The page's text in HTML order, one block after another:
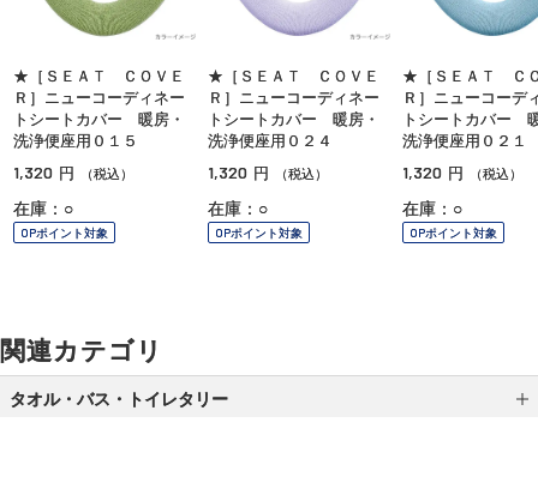
★［ＳＥＡＴ ＣＯＶＥ
Ｒ］ニューコーディネー
トシートカバー 暖房・
洗浄便座用０１５
1,320 円 （税込）
在庫：○
OPポイント対象
★［ＳＥＡＴ ＣＯＶＥ
Ｒ］ニューコーディネー
トシートカバー 暖房・
洗浄便座用０２４
1,320 円 （税込）
在庫：○
OPポイント対象
★［ＳＥＡＴ Ｃ
Ｒ］ニューコーデ
トシートカバー
洗浄便座用０２１
1,320 円 （税込）
在庫：○
OPポイント対象
関連カテゴリ
タオル・バス・トイレタリー